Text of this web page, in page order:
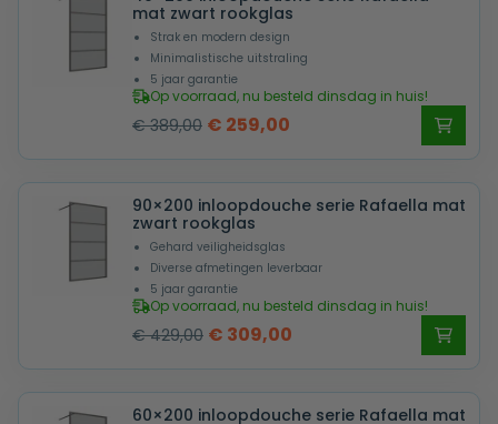
mat zwart rookglas
Strak en modern design
Minimalistische uitstraling
5 jaar garantie
Op voorraad, nu besteld dinsdag in huis!
€389,00 Oorspronkelijke
was:
€ 389,00.
€ 259,00
is:
€ 259,00.
90×200 inloopdouche serie Rafaella mat
zwart rookglas
Gehard veiligheidsglas
Diverse afmetingen leverbaar
5 jaar garantie
Op voorraad, nu besteld dinsdag in huis!
€429,00 Oorspronkelijke
was:
€ 429,00.
€ 309,00
is:
€ 309,00.
60×200 inloopdouche serie Rafaella mat